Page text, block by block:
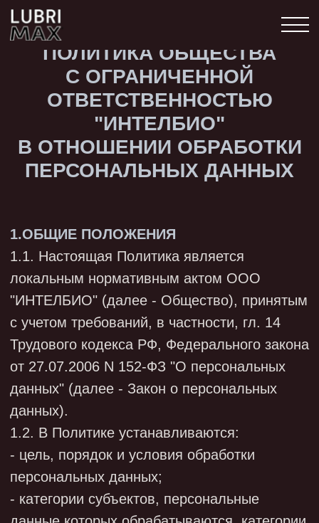
ПОЛИТИКА ОБЩЕСТВА
С ОГРАНИЧЕННОЙ
ОТВЕТСТВЕННОСТЬЮ
"ИНТЕЛБИО"
В ОТНОШЕНИИ ОБРАБОТКИ
ПЕРСОНАЛЬНЫХ ДАННЫХ
1.ОБЩИЕ ПОЛОЖЕНИЯ
с учетом требований, в частности, гл. 14
от 27.07.2006 N 152-ФЗ "О персональных
данных" (далее - Закон о персональных
данных).
1.2. В Политике устанавливаются:
- цель, порядок и условия обработки
персональных данных;
данные которых обрабатываются, категории
(перечни) обрабатываемых персональных
данных, способы, сроки их обработки и
хранения, порядок уничтожения таких
данных при достижении целей обработки
или при наступлении иных законных
- положения, касающиеся защиты
персональных данных, процедуры,
направленные на выявление и